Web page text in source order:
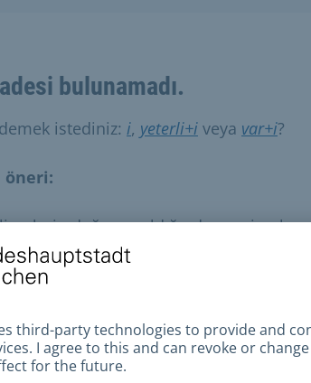
bulunamadı.
istediniz: i, yeterli+i veya var+i?
öneri:
doğru yazıldığından emin olun.
arama terimlerini deneyin.